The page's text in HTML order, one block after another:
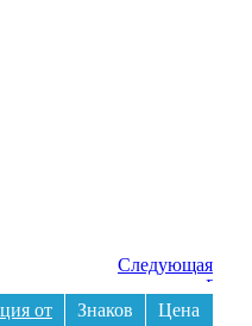
Следующая
от Знаков
Цена